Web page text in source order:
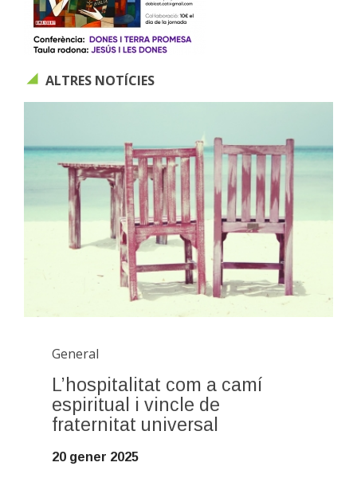
ALTRES NOTÍCIES
General
L’hospitalitat com a camí
espiritual i vincle de
fraternitat universal
20 gener 2025